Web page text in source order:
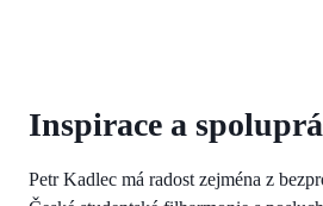
Inspirace a
Petr Kadlec má radost zejména z